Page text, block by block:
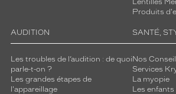
Lentilles
Produits
AUDITION
Les troubles de l’audition : de quoi
parle-t-on ?
Les grandes étapes de
l'appareillage
SANTÉ,
Nos
Services
La myopie
Les enfants